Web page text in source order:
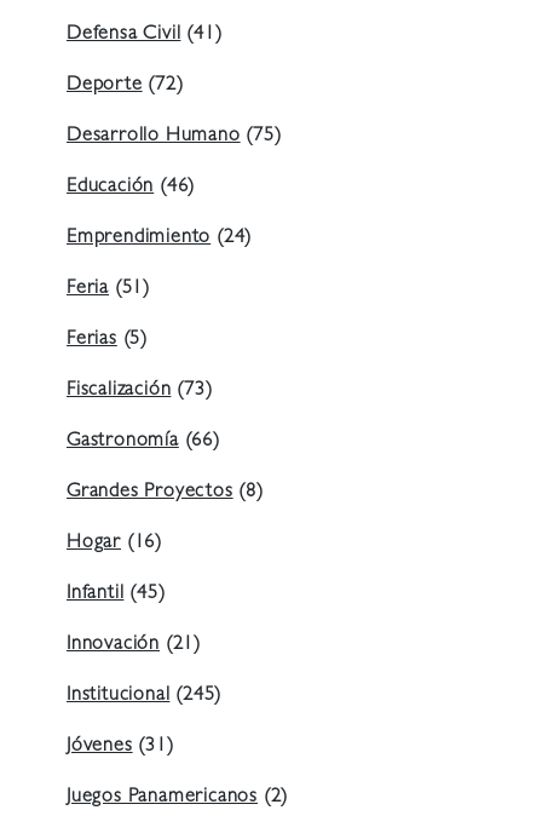
Defensa Civil (41)
Deporte (72)
Desarrollo Humano (75)
Educación (46)
Emprendimiento (24)
Feria (51)
Ferias (5)
Fiscalización (73)
Gastronomía(66)
Grandes Proyectos (8)
Hogar (16)
Infantil (45)
Innovación (21)
Institucional (245)
Jóvenes (31)
Juegos Panamericanos (2)